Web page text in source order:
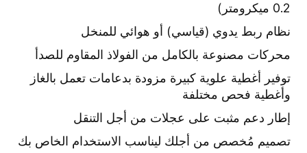
0.2 ميكرومتر)
نظام ربط يدوي (قياسي) أو هوائي للمنخل
محركات مصنوعة بالكامل من الفولاذ المقاوم للصدأ
توفير أغطية علوية كبيرة مزودة بدعامات تعمل بالغاز
وأغطية فحص مختلفة
إطار دعم مثبت على عجلات من أجل التنقل
تصميم مُخصص من أجلك ليناسب الاستخدام الخاص بك